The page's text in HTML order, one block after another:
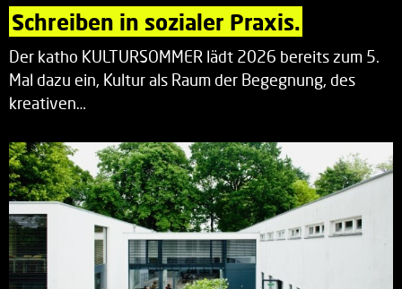
Schreiben in sozialer Praxis.
Der katho KULTURSOMMER lädt 2026 bereits zum 5.
Mal dazu ein, Kultur als Raum der Begegnung, des
kreativen…